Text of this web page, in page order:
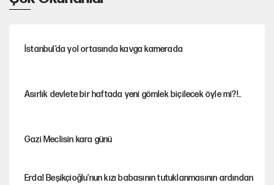
İstanbul’da yol ortasında kavga kamerada
Asırlık devlete bir haftada yeni gömlek biçilecek öyle mi?!..
Gazi Meclisin kara günü
Erdal Beşikçioğlu'nun kızı babasının tutuklanmasının ardından